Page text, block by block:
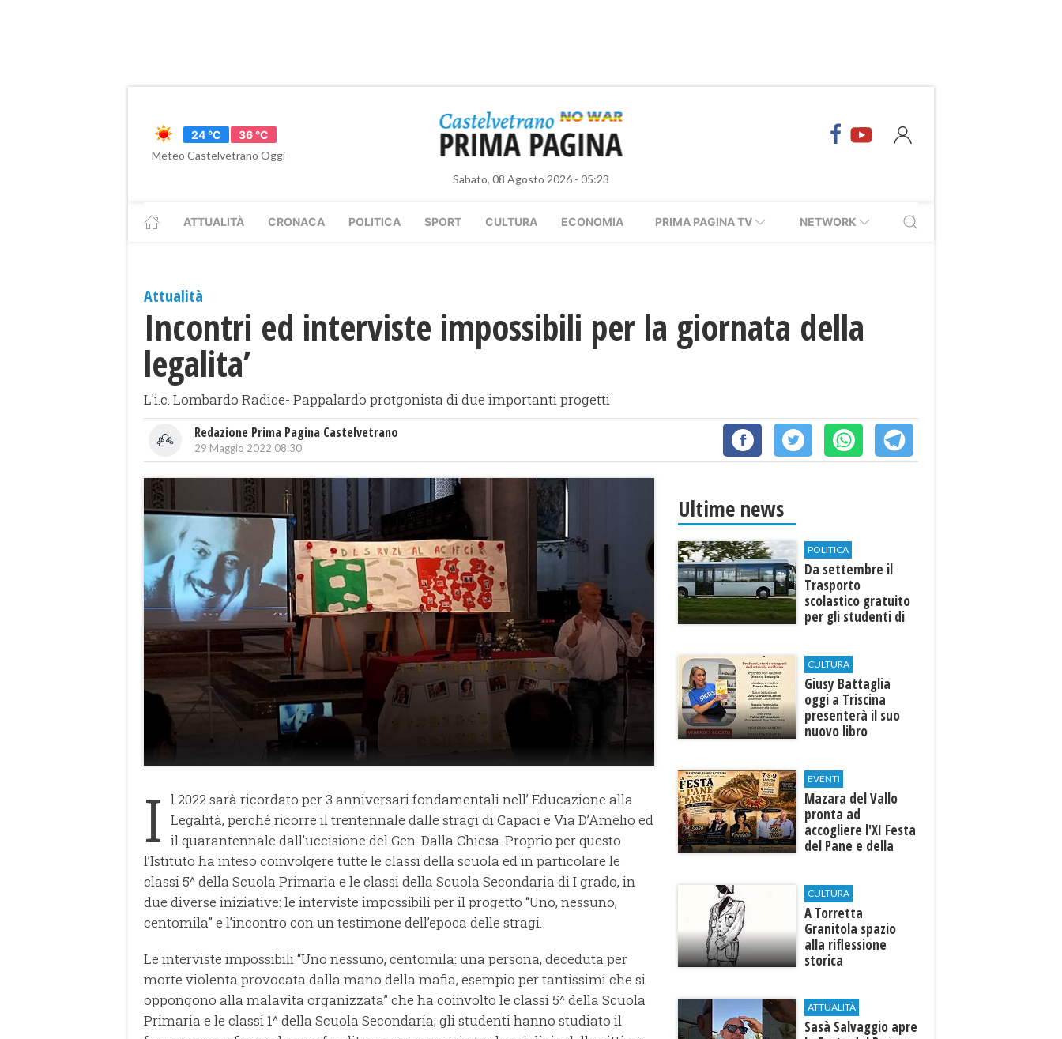
24 °C
36 °C
Meteo Castelvetrano Oggi
Sabato, 08 Agosto 2026 - 05:23
ATTUALITÀ CRONACA POLITICA SPORT CULTURA ECONOMIA PRIMA PAGINA TV NETWORK
Attualità
Incontri ed interviste impossibili per la giornata della
legalita’
L'i.c. Lombardo Radice- Pappalardo protgonista di due importanti progetti
Redazione Prima Pagina Castelvetrano
29 Maggio 2022 08:30
I l 2022 sarà ricordato per 3 anniversari fondamentali nell’ Educazione alla
Legalità, perché ricorre il trentennale dalle stragi di Capaci e Via D’Amelio ed
il quarantennale dall’uccisione del Gen. Dalla Chiesa. Proprio per questo
l’Istituto ha inteso coinvolgere tutte le classi della scuola ed in particolare le
classi 5^ della Scuola Primaria e le classi della Scuola Secondaria di I grado, in
due diverse iniziative: le interviste impossibili per il progetto “Uno, nessuno,
centomila” e l’incontro con un testimone dell’epoca delle stragi.
Le interviste impossibili “Uno nessuno, centomila: una persona, deceduta per
morte violenta provocata dalla mano della mafia, esempio per tantissimi che si
oppongono alla malavita organizzata” che ha coinvolto le classi 5^ della Scuola
Primaria e le classi 1^ della Scuola Secondaria; gli studenti hanno studiato il
Ultime news
POLITICA
Da settembre il
Trasporto
scolastico gratuito
per gli studenti di
CULTURA
Giusy Battaglia
oggi a Triscina
presenterà il suo
nuovo libro
EVENTI
Mazara del Vallo
pronta ad
accogliere l'XI Festa
del Pane e della
CULTURA
​A Torretta
Granitola spazio
alla riflessione
storica
ATTUALITÀ
Sasà Salvaggio apre